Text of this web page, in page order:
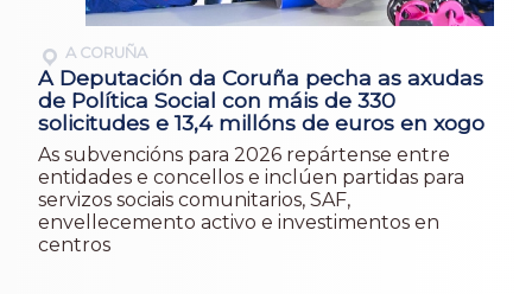
A CORUÑA
A Deputación da Coruña pecha as axudas
de Política Social con máis de 330
solicitudes e 13,4 millóns de euros en xogo
As subvencións para 2026 repártense entre
entidades e concellos e inclúen partidas para
servizos sociais comunitarios, SAF,
envellecemento activo e investimentos en
centros